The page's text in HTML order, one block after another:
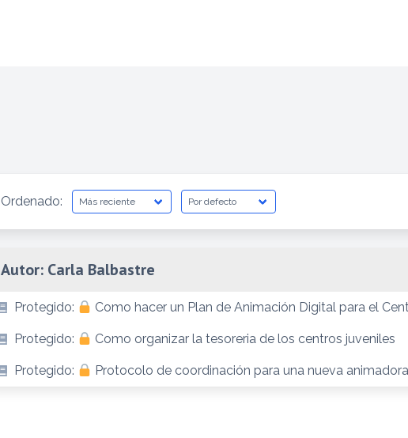
Ordenado:
Autor: Carla Balbastre
Protegido: Como hacer un Plan de Animación Digital para el
Protegido: Como organizar la tesoreria de los centros juveniles
Protegido: Protocolo de coordinación para una nueva animadora